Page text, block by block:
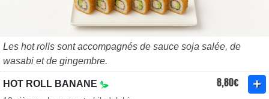
Les hot rolls sont accompagnés de sauce soja salée, de
wasabi et de gingembre.
HOT ROLL BANANE 8,80€